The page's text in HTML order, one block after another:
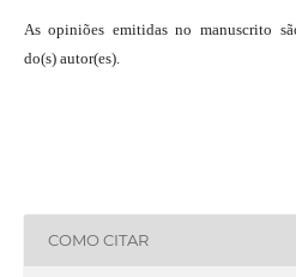
As opiniões emitidas no manuscrito
do(s) autor(es).
COMO CITAR